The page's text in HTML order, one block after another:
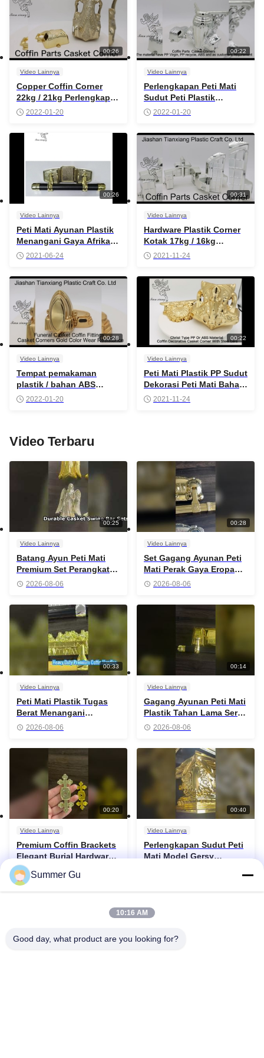
00:26
Video Lainnya
Copper Coffin Corner
22kg / 21kg Perlengkapan
peti mati Gaya Amerika
2022-01-20
00:22
Video Lainnya
Perlengkapan Peti Mati
Sudut Peti Plastik
Perangkat Keras Tabung
2022-01-20
00:26
Video Lainnya
Peti Mati Ayunan Plastik
Menangani Gaya Afrika
yang Dipoles Tinggi
2021-06-24
00:31
Video Lainnya
Hardware Plastik Corner
Kotak 17kg / 16kg
Funeral Iron Tubes
2021-11-24
00:28
Video Lainnya
Tempat pemakaman
plastik / bahan ABS
tabung besi Hardware
2022-01-20
00:22
Video Lainnya
Peti Mati Plastik PP Sudut
Dekorasi Peti Mati Bahan
PP/ABS
2021-11-24
Video Terbaru
00:25
Video Lainnya
Batang Ayun Peti Mati
Premium Set Perangkat
Keras Pemakaman yang
2026-08-06
00:28
Video Lainnya
Set Gagang Ayunan Peti
Mati Perak Gaya Eropa
Premium
2026-08-06
00:33
Video Lainnya
Peti Mati Plastik Tugas
Berat Menangani
Aksesori Peti Emas
2026-08-06
00:14
Video Lainnya
Gagang Ayunan Peti Mati
Plastik Tahan Lama Seri
TX F2026-08-06
00:20
Video Lainnya
Premium Coffin Brackets
Elegant Burial Hardware
Solutions
2026-08-04
00:40
Video Lainnya
Perlengkapan Sudut Peti
Mati Model Gersy
Summer Gu
10:16 AM
Good day, what product are you looking for?